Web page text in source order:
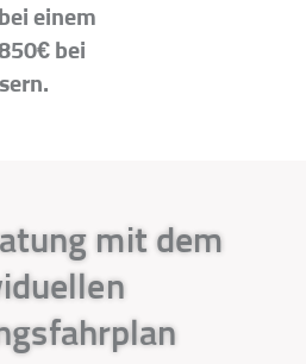
einem
bei
mit dem